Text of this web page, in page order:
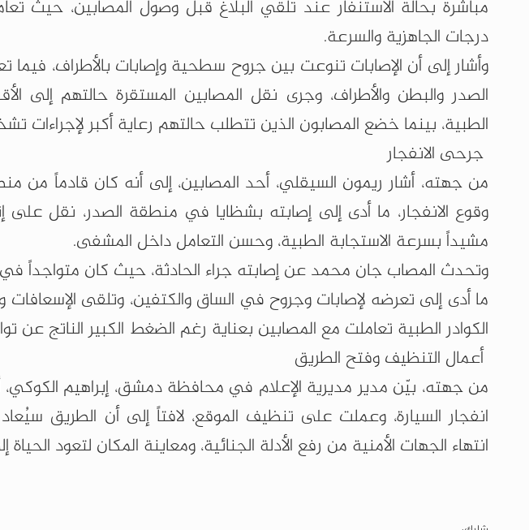
مباشرة بحالة الاستنفار عند تلقي البلاغ قبل وصول المصابين، حيث
درجات الجاهزية والسرعة.
وأشار إلى أن الإصابات تنوعت بين جروح سطحية وإصابات بالأطراف،
الصدر والبطن والأطراف، وجرى نقل المصابين المستقرة حالتهم إلى
الطبية، بينما خضع المصابون الذين تتطلب حالتهم رعاية أكبر لإجراءات
جرحى الانفجار
من جهته، أشار ريمون السيقلي، أحد المصابين، إلى أنه كان قادماً من
وقوع الانفجار، ما أدى إلى إصابته بشظايا في منطقة الصدر، نقل
مشيداً بسرعة الاستجابة الطبية، وحسن التعامل داخل المشفى.
وتحدث المصاب جان محمد عن إصابته جراء الحادثة، حيث كان متواجداً
ما أدى إلى تعرضه لإصابات وجروح في الساق والكتفين، وتلقى
الكوادر الطبية تعاملت مع المصابين بعناية رغم الضغط الكبير الناتج عن
أعمال التنظيف وفتح الطريق
من جهته، بيّن مدير مديرية الإعلام في محافظة دمشق، إبراهيم
انفجار السيارة، وعملت على تنظيف الموقع، لافتاً إلى أن الطريق
انتهاء الجهات الأمنية من رفع الأدلة الجنائية، ومعاينة المكان لتعود